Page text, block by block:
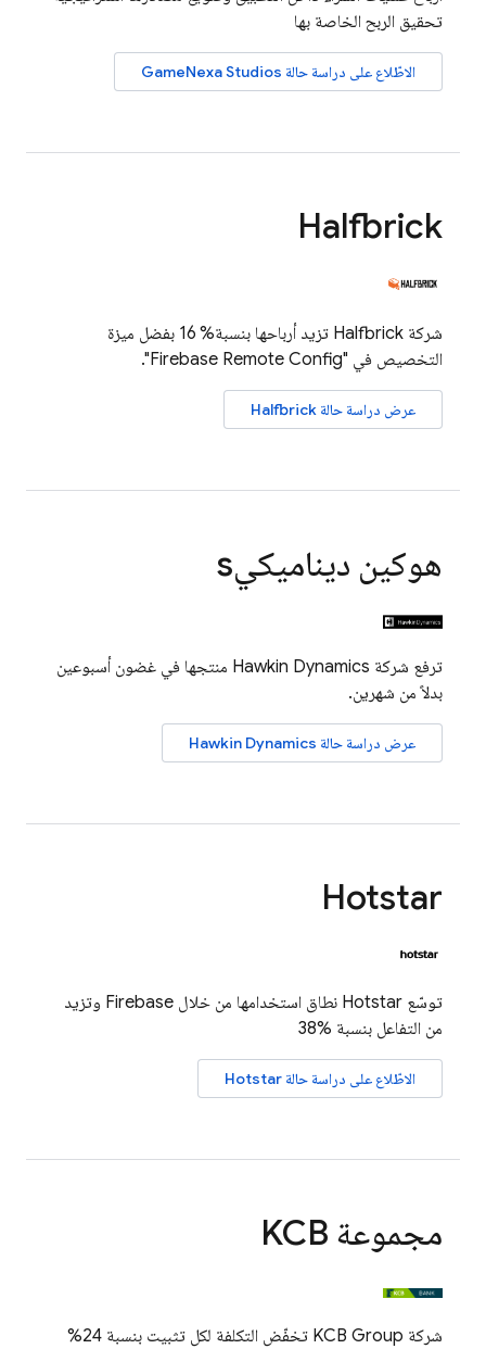
تحقيق الربح الخاصة بها
الاطّلاع على دراسة حالة GameNexa Studios
Halfbrick
شركة Halfbrick تزيد أرباحها بنسبة% 16 بفضل ميزة
التخصيص في "Firebase Remote Config
".
عرض دراسة حالة Halfbrick
هوكين ديناميكيs
ترفع شركة Hawkin Dynamics منتجها في غضون أسبوعين
بدلاً من شهرين.
عرض دراسة حالة Hawkin Dynamics
Hotstar
توسّع Hotstar نطاق استخدامها من خلال Firebase وتزيد
من التفاعل بنسبة %38
الاطّلاع على دراسة حالة Hotstar
مجموعة KCB
شركة KCB Group تخفّض التكلفة لكل تثبيت بنسبة 24%